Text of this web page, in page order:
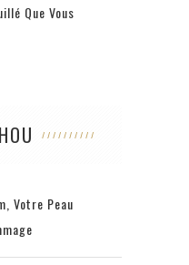
Que Vous
Votre Peau